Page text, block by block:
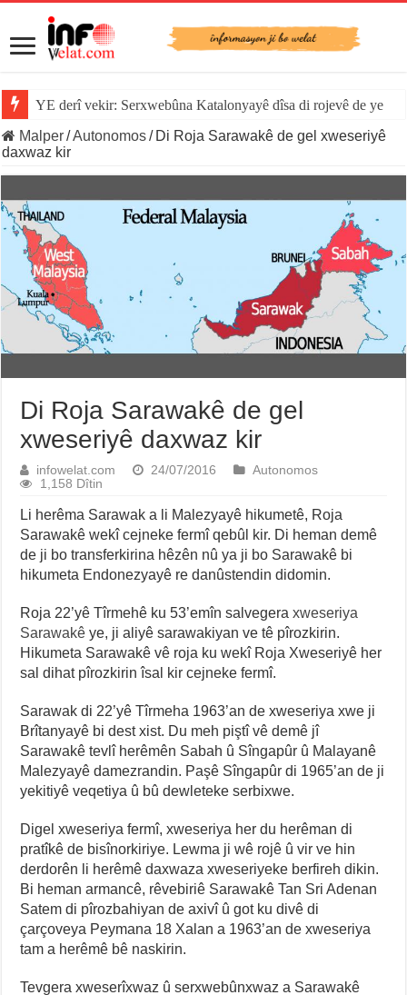
YE derî vekir: Serxwebûna Katalonyayê dîsa di rojevê de ye
Malper/Autonomos/ Di Roja Sarawakê de gel xweseriyê
daxwaz kir
Di Roja Sarawakê de gel
xweseriyê daxwaz kir
infowelat.com 24/07/2016
Autonomos
1,158 Dîtin
Li herêma Sarawak a li Malezyayê hikumetê, Roja
Sarawakê wekî cejneke fermî qebûl kir. Di heman demê
de ji bo transferkirina hêzên nû ya ji bo Sarawakê bi
hikumeta Endonezyayê re danûstendin didomin.
Roja 22’yê Tîrmehê ku 53’emîn salvegeraxweseriya
Sarawakê ye, ji aliyê sarawakiyan ve tê pîrozkirin.
Hikumeta Sarawakê vê roja ku wekî Roja Xweseriyê her
sal dihat pîrozkirin îsal kir cejneke fermî.
Sarawak di 22’yê Tîrmeha 1963’an de xweseriya xwe ji
Brîtanyayê bi dest xist. Du meh piştî vê demê jî
Sarawakê tevlî herêmên Sabah û Sîngapûr û Malayanê
Malezyayê damezrandin. Paşê Sîngapûr di 1965’an de ji
yekitiyê veqetiya û bû dewleteke serbixwe.
Digel xweseriya fermî, xweseriya her du herêman di
pratîkê de bisînorkiriye. Lewma ji wê rojê û vir ve hin
derdorên li herêmê daxwaza xweseriyeke berfireh dikin.
Bi heman armancê, rêvebiriê Sarawakê Tan Sri Adenan
Satem di pîrozbahiyan de axivî û got ku divê di
çarçoveya Peymana 18 Xalan a 1963’an de xweseriya
tam a herêmê bê naskirin.
Tevgera xweserîxwaz û serxwebûnxwaz a Sarawakê